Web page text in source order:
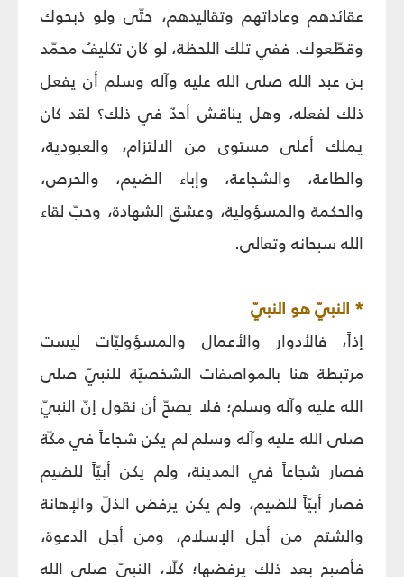
عقائدهم وعاداتهم وتقاليدهم، حتّى ولو ذبحوك
وقطّعوك. ففي تلك اللحظة، لو كان تكليفُ محمّد
بن عبد الله صلى الله عليه وآله وسلم أن يفعل
ذلك لفعله، وهل يناقش أحدٌ في ذلك؟ لقد كان
يملك أعلى مستوى من الالتزام، والعبودية،
والطاعة، والشجاعة، وإباء الضيم، والحرص،
والحكمة والمسؤولية، وعشق الشهادة، وحبّ لقاء
الله سبحانه وتعالى.
* النبيّ هو النبيّ
إذاً، فالأدوار والأعمال والمسؤوليّات ليست
مرتبطة هنا بالمواصفات الشخصيّة للنبيّ صلى
الله عليه وآله وسلم؛ فلا يصحّ أن نقول إنّ النبيّ
صلى الله عليه وآله وسلم لم يكن شجاعاً في مكّة
فصار شجاعاً في المدينة، ولم يكن أبيّاً للضيم
فصار أبيّاً للضيم، ولم يكن يرفض الذلّ والإهانة
والشتم من أجل الإسلام، ومن أجل الدعوة،
فأصبح بعد ذلك يرفضها؛ كلّا، النبيّ صلى الله